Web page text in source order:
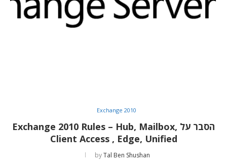
Exchange 2010
הסבר על Exchange 2010 Rules – Hub, Mailbox,
Client Access , Edge, Unified
byTal Ben Shushan